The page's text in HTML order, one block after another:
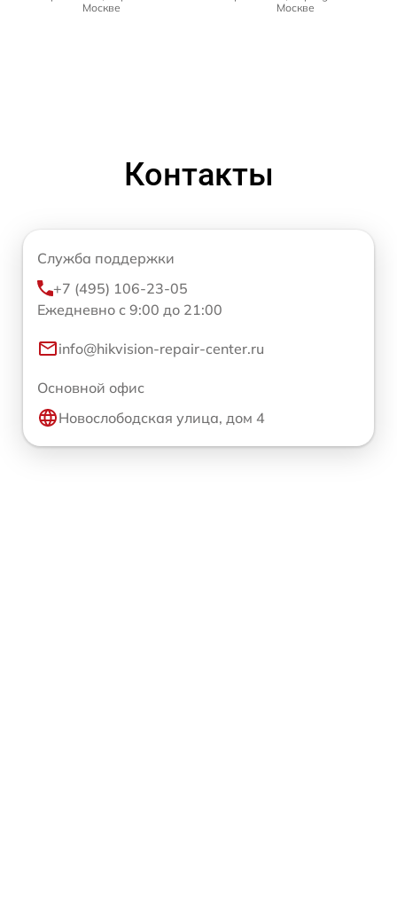
Москве
Москве
Контакты
Служба поддержки
+7 (495) 106-23-05
Ежедневно с 9:00 до 21:00
info@hikvision-repair-center.ru
Основной офис
Новослободская улица, дом 4